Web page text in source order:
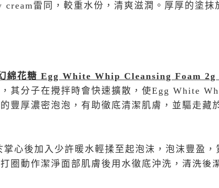
cream雷同，較重水份，清爽滋潤。厚厚的塗抹
綿花糖 Egg White Whip Cleansing Foam 2g
其分子在攪拌時會快速擴散，使Egg White
豐厚濃密泡泡，有助徹底清潔肌膚，並驅走藏
掌心後加入少許暖水輕揉至起泡沫，泡沫豐盈
圈動作潔淨面部肌膚後用水徹底沖洗， 清洗後